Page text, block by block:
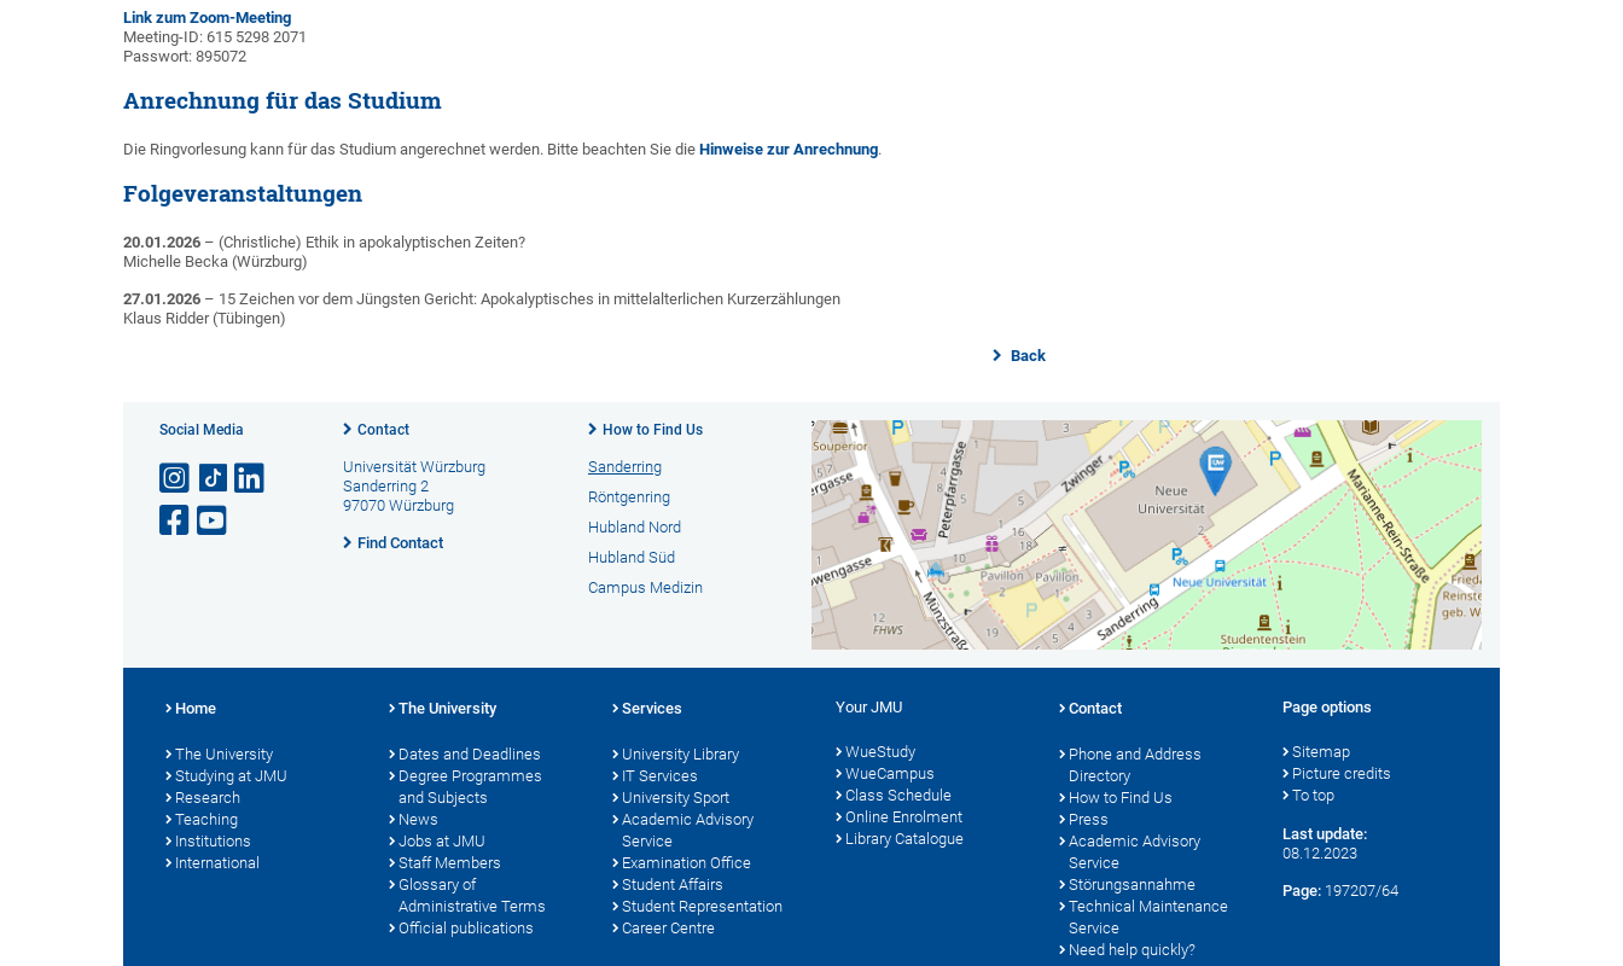
Link zum Zoom-Meeting
Meeting-ID: 615 5298 2071
Passwort: 895072
Anrechnung für das Studium
Die Ring­vorlesung kann für das Studium ange­rechnet werden. Bitte beachten Sie die Hinweise zur Anrechnung.
Folgeveranstaltungen
20.01.2026 – (Christliche) Ethik in apokalyptischen Zeiten?
Michelle Becka (Würzburg)
27.01.2026 – 15 Zeichen vor dem Jüngsten Gericht: Apokalyptisches in mittelalterlichen Kurzerzählungen
Klaus Ridder (Tübingen)
Back
Social Media Contact
Universität Würzburg
Sanderring 2
97070 Würzburg
Find Contact
How to Find Us
Sanderring
Röntgenring
Hubland Nord
Hubland Süd
Campus Medizin
Home
The University
Studying at JMU
Research
Teaching
Institutions
International
The University
Dates and Deadlines
Degree Programmes
and Subjects
News
Jobs at JMU
Staff Members
Glossary of
Administrative Terms
Official publications
Services
University Library
IT Services
University Sport
Academic Advisory
Service
Examination Office
Student Affairs
Student Representation
Career Centre
Your JMU
WueStudy
WueCampus
Class Schedule
Online Enrolment
Library Catalogue
Contact
Phone and Address
Directory
How to Find Us
Press
Academic Advisory
Service
Störungsannahme
Technical Maintenance
Service
Need help quickly?
Page options
Sitemap
Picture credits
To top
Last update:
08.12.2023
Page: 197207/64